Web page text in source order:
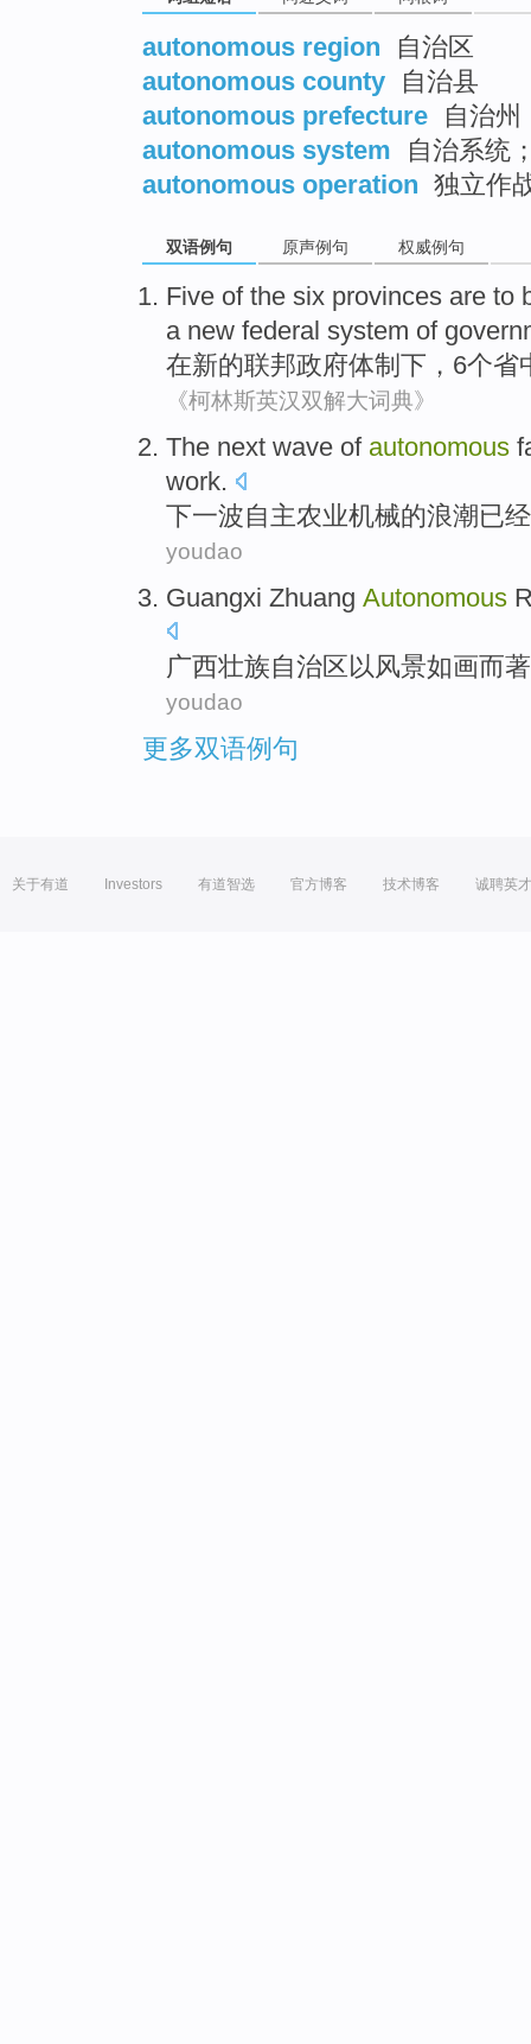
autonomous region
自治区
autonomous county
自治县
autonomous prefecture
自治州
autonomous system
自治系统
autonomous operation 独立作
双语例句 原声例句 权威例句
Five ofthe six provinces are to
a new federal system of
在新的联邦政府体制 下， 6个省
《柯林斯英汉双解大词典》
The next wave of autonomous
work.
下一波自主农业机械的浪潮已经
youdao
Guangxi Zhuang Autonomous
广西壮族自治区以 风景如画而
youdao
更多双语例句
关于有道 Investors 有道智选 官方博客 技术博客 诚聘英才